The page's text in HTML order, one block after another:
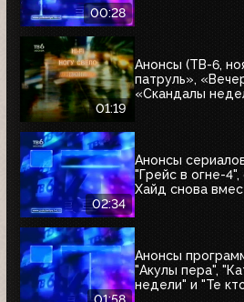
00:28
01:19
Анонсы (ТВ-6,
патруль»,
«Скандалы
02:34
Анонсы
"Грейс в огне-
Хайд снова
Анонсы
"Акулы пера",
недели" и "Те